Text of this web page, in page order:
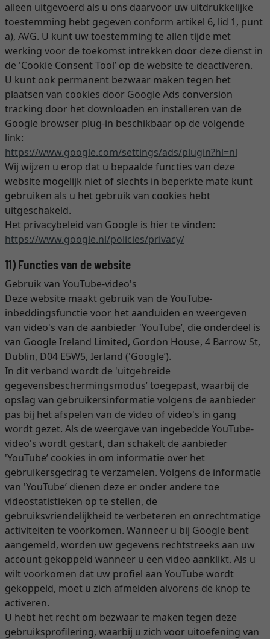
alleen uitgevoerd als u ons daarvoor uw uitdrukkelijke
toestemming hebt gegeven conform artikel 6, lid 1, punt
a), AVG. U kunt uw toestemming te allen tijde met
werking voor de toekomst intrekken door deze dienst in
de 'Cookie Consent Tool’ op de website te deactiveren.
U kunt ook permanent bezwaar maken tegen het
plaatsen van cookies door Google Ads conversion
tracking door het downloaden en installeren van de
Google browser plug-in beschikbaar op de volgende
link:
https://www.google.com/settings/ads/plugin?hl=nl
Wij wijzen u erop dat u bepaalde functies van deze
website mogelijk niet of slechts in beperkte mate kunt
gebruiken als u het gebruik van cookies hebt
uitgeschakeld.
Het privacybeleid van Google is hier te vinden:
https://www.google.nl/policies/privacy/
11) Functies van de website
Gebruik van YouTube-video's
Deze website maakt gebruik van de YouTube-
inbeddingsfunctie voor het aanduiden en weergeven
van video's van de aanbieder 'YouTube’, die onderdeel is
van Google Ireland Limited, Gordon House, 4 Barrow St,
Dublin, D04 E5W5, Ierland ('Google’).
In dit verband wordt de 'uitgebreide
gegevensbeschermingsmodus’ toegepast, waarbij de
opslag van gebruikersinformatie volgens de aanbieder
pas bij het afspelen van de video of video's in gang
wordt gezet. Als de weergave van ingebedde YouTube-
video's wordt gestart, dan schakelt de aanbieder
'YouTube’ cookies in om informatie over het
gebruikersgedrag te verzamelen. Volgens de informatie
van 'YouTube’ dienen deze er onder andere toe
videostatistieken op te stellen, de
gebruiksvriendelijkheid te verbeteren en onrechtmatige
activiteiten te voorkomen. Wanneer u bij Google bent
aangemeld, worden uw gegevens rechtstreeks aan uw
account gekoppeld wanneer u een video aanklikt. Als u
wilt voorkomen dat uw profiel aan YouTube wordt
gekoppeld, moet u zich afmelden alvorens de knop te
activeren.
U hebt het recht om bezwaar te maken tegen deze
gebruiksprofilering, waarbij u zich voor uitoefening van